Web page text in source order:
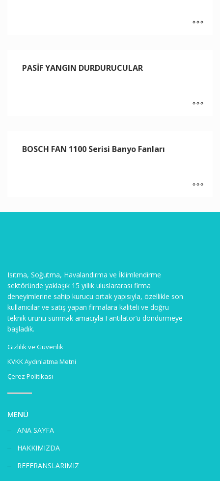
PASİF YANGIN DURDURUCULAR
BOSCH FAN 1100 Serisi Banyo Fanları
Isıtma, Soğutma, Havalandırma ve İklimlendirme
sektöründe yaklaşık 15 yıllık uluslararası firma
deneyimlerine sahip kurucu ortak yapısıyla, özellikle son
kullanıcılar ve satış yapan firmalara kaliteli ve doğru
teknik ürünü sunmak amacıyla Fantilatör’ü döndürmeye
başladık.
Gizlilik ve Güvenlik
KVKK Aydınlatma Metni
Çerez Politikası
MENÜ
ANA SAYFA
HAKKIMIZDA
REFERANSLARIMIZ